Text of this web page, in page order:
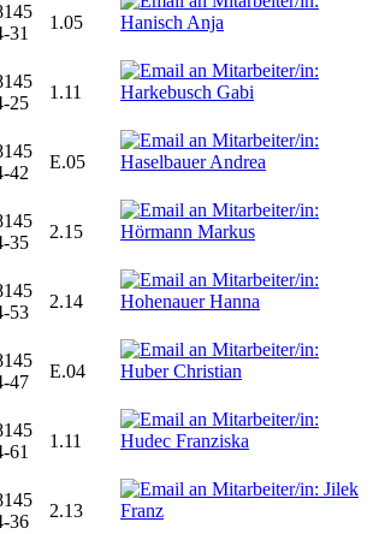
31
1.05
25
1.11
42
E.05
35
2.15
53
2.14
47
E.04
61
1.11
36
2.13